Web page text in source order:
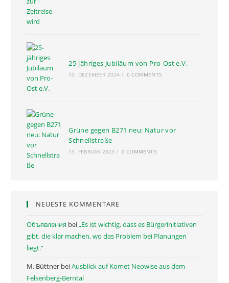
25-jähriges Jubiläum von Pro-Ost e.V.
10. DEZEMBER 2024 / 0 COMMENTS
Grüne gegen B271 neu: Natur vor
Schnellstraße
13. FEBRUAR 2023 / 0 COMMENTS
NEUESTE KOMMENTARE
Объявления bei„Es ist wichtig, dass es Bürgerinitiativen
gibt, die klar machen, wo das Problem bei Planungen
liegt.“
M. Büttner beiAusblick auf Komet Neowise aus dem
Felsenberg-Berntal